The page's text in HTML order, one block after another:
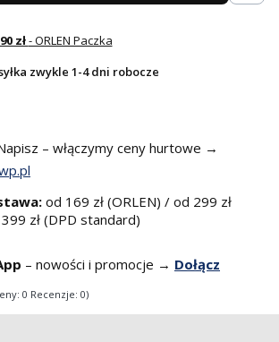
zł- ORLEN Paczka
zwykle 1-4 dni robocze
– włączymy ceny hurtowe →
od 169 zł (ORLEN) / od 299 zł
zł (DPD standard)
– nowości i promocje → Dołącz
0 Recenzje: 0)